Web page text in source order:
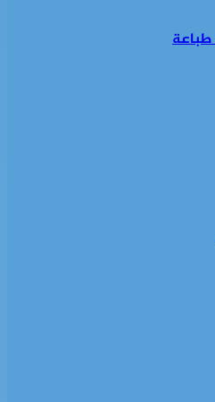
طباعة